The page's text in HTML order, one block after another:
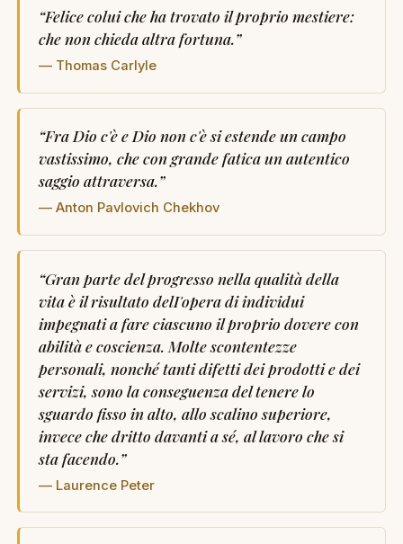
“Felice colui che ha trovato il proprio mestiere:
che non chieda altra fortuna.”
— Thomas Carlyle
“Fra Dio c'è e Dio non c'è si estende un campo
vastissimo, che con grande fatica un autentico
saggio attraversa.”
— Anton Pavlovich Chekhov
“Gran parte del progresso nella qualità della
vita è il risultato delI'opera di individui
impegnati a fare ciascuno il proprio dovere con
abilità e coscienza. Molte scontentezze
personali, nonché tanti difetti dei prodotti e dei
servizi, sono la conseguenza del tenere lo
sguardo fisso in alto, allo scalino superiore,
invece che dritto davanti a sé, al lavoro che si
sta facendo.”
— Laurence Peter